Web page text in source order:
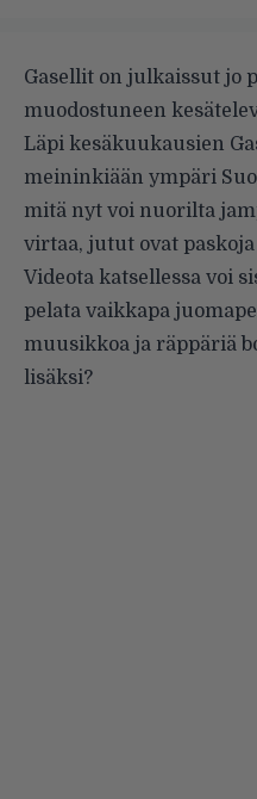
Gasellit on julkaissut jo
muodostuneen
Läpi kesäkuukausien
meininkiään ympäri
mitä nyt voi nuorilta
virtaa, jutut ovat
Videota katsellessa voi
pelata vaikkapa
muusikkoa ja räppäriä
lisäksi?